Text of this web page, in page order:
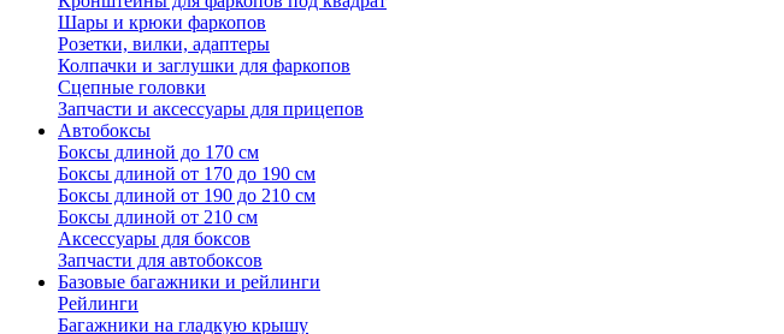
Шары и крюки фаркопов
Розетки, вилки, адаптеры
Колпачки и заглушки для фаркопов
Сцепные головки
Запчасти и аксессуары для прицепов
Автобоксы
Боксы длиной до 170 см
Боксы длиной от 170 до 190 см
Боксы длиной от 190 до 210 см
Боксы длиной от 210 см
Аксессуары для боксов
Запчасти для автобоксов
Базовые багажники и рейлинги
Рейлинги
Багажники на гладкую крышу